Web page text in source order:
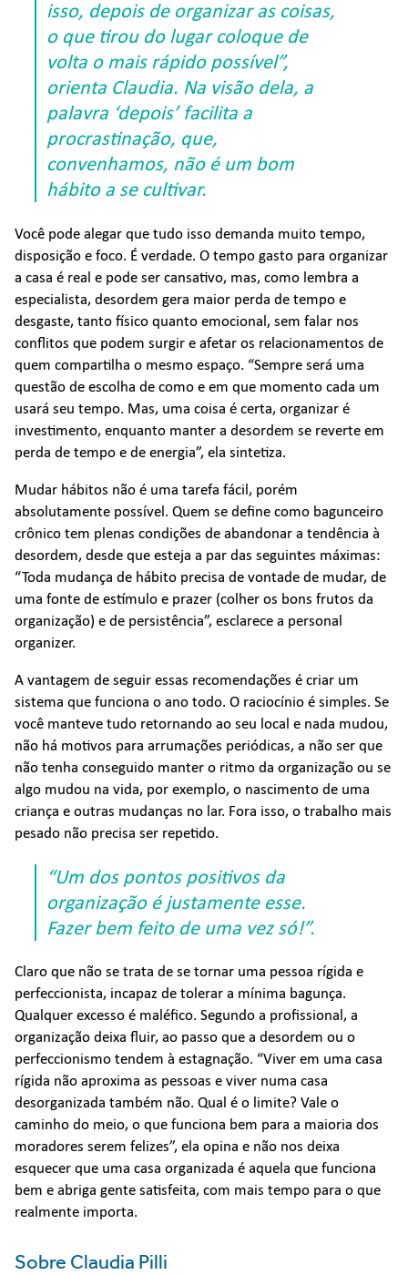
isso, depois de organizar as coisas,
o que tirou do lugar coloque de
volta o mais rápido possível”,
orienta Claudia. Na visão dela, a
palavra ‘depois’ facilita a
procrastinação, que,
convenhamos, não é um bom
hábito a se cultivar.
Você pode alegar que tudo isso demanda muito tempo,
disposição e foco. É verdade. O tempo gasto para organizar
a casa é real e pode ser cansativo, mas, como lembra a
especialista, desordem gera maior perda de tempo e
desgaste, tanto físico quanto emocional, sem falar nos
conflitos que podem surgir e afetar os relacionamentos de
quem compartilha o mesmo espaço. “Sempre será uma
questão de escolha de como e em que momento cada um
usará seu tempo. Mas, uma coisa é certa, organizar é
investimento, enquanto manter a desordem se reverte em
perda de tempo e de energia”, ela sintetiza.
Mudar hábitos não é uma tarefa fácil, porém
absolutamente possível. Quem se define como bagunceiro
crônico tem plenas condições de abandonar a tendência à
desordem, desde que esteja a par das seguintes máximas:
“Toda mudança de hábito precisa de vontade de mudar, de
uma fonte de estímulo e prazer (colher os bons frutos da
organização) e de persistência”, esclarece a personal
organizer.
A vantagem de seguir essas recomendações é criar um
sistema que funciona o ano todo. O raciocínio é simples. Se
você manteve tudo retornando ao seu local e nada mudou,
não há motivos para arrumações periódicas, a não ser que
não tenha conseguido manter o ritmo da organização ou se
algo mudou na vida, por exemplo, o nascimento de uma
criança e outras mudanças no lar. Fora isso, o trabalho mais
pesado não precisa ser repetido.
“Um dos pontos positivos da
organização é justamente esse.
Fazer bem feito de uma vez só!”.
Claro que não se trata de se tornar uma pessoa rígida e
perfeccionista, incapaz de tolerar a mínima bagunça.
Qualquer excesso é maléfico. Segundo a profissional, a
organização deixa fluir, ao passo que a desordem ou o
perfeccionismo tendem à estagnação. “Viver em uma casa
rígida não aproxima as pessoas e viver numa casa
desorganizada também não. Qual é o limite? Vale o
caminho do meio, o que funciona bem para a maioria dos
moradores serem felizes”, ela opina e não nos deixa
esquecer que uma casa organizada é aquela que funciona
bem e abriga gente satisfeita, com mais tempo para o que
realmente importa.
Sobre Claudia Pilli